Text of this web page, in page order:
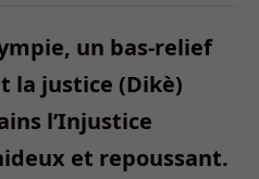
un bas-relief
la justice (Dikè)
l’Injustice
et repoussant.